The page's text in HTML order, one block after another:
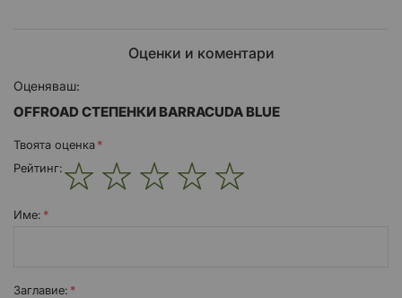
Оценки и коментари
Оценяваш:
OFFROAD СТЕПЕНКИ BARRACUDA BLUE
Твоята оценка
Рейтинг:
Име:
Заглавиe: